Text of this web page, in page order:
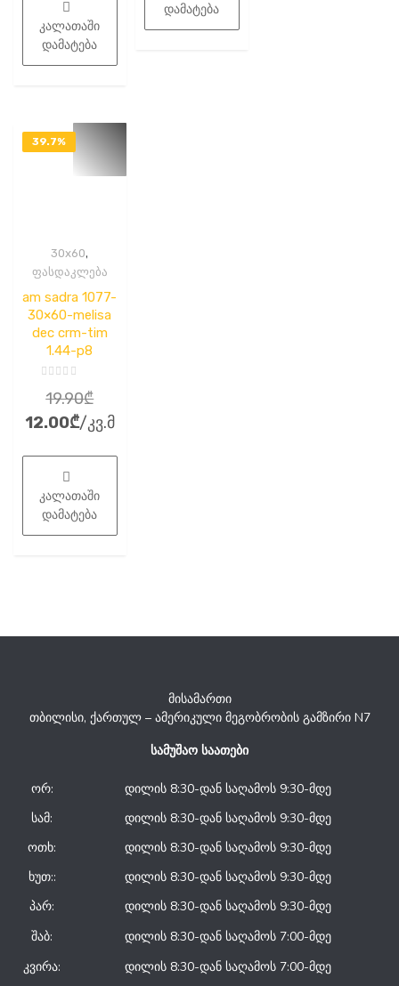
კალათაში
დამატება
დამატება
39.7%
30x60,
ფასდაკლება
am sadra 1077-
30×60-melisa
dec crm-tim
1.44-p8
0
5-
დან
19.90₾Original
price
12.00₾Current
12.00₾.
/კვ.მ
კალათაში
დამატება
მისამართი
თბილისი, ქართულ – ამერიკული მეგობრობის გამზირი N7
სამუშაო საათები
ორ:
დილის 8:30-დან საღამოს 9:30-მდე
სამ:
დილის 8:30-დან საღამოს 9:30-მდე
ოთხ:
დილის 8:30-დან საღამოს 9:30-მდე
ხუთ::
დილის 8:30-დან საღამოს 9:30-მდე
პარ:
დილის 8:30-დან საღამოს 9:30-მდე
შაბ:
დილის 8:30-დან საღამოს 7:00-მდე
კვირა:
დილის 8:30-დან საღამოს 7:00-მდე